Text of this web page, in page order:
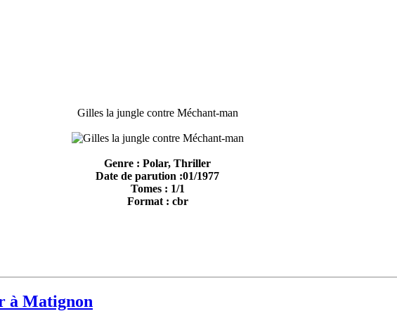
Gilles la jungle contre Méchant-man
Genre : Polar, Thriller
Date de parution :01/1977
Tomes : 1/1
Format : cbr
à Matignon